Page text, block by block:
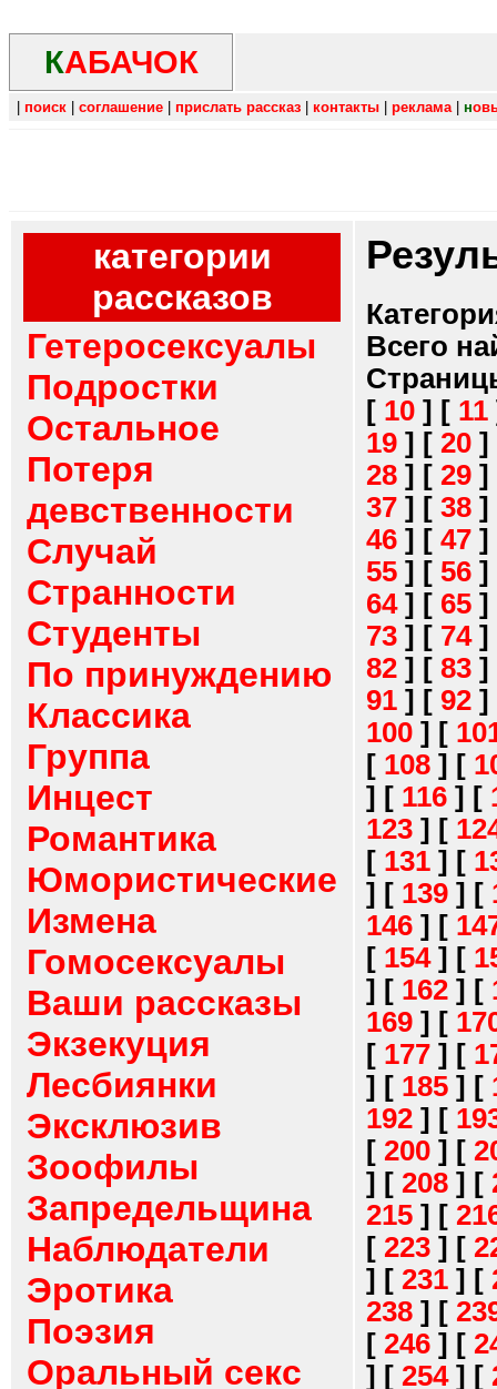
КАБАЧОК
поиск соглашение прислать рассказ контакты реклама| н
категории
рассказов
Гетеросексуалы
Подростки
Остальное
Потеря
девственности
Случай
Странности
Студенты
По принуждению
Классика
Группа
Инцест
Романтика
Юмористические
Измена
Гомосексуалы
Ваши рассказы
Экзекуция
Лесбиянки
Эксклюзив
Зоофилы
Запредельщина
Наблюдатели
Эротика
Поэзия
Оральный секс
Всего
[ 10 ] [ 11
19 ] [ 20 ]
28 ] [ 29 ]
37 ] [ 38 ]
46 ] [ 47 ]
55 ] [ 56 ]
64] [ 65 ]
73 ] [ 74]
82 ] [ 83 ]
91 ] [ 92 ]
100 ] [
[ 108 ] [
] [ 116 ] [
123 ] [
[ 131 ] [
] [ 139 ] [
146 ] [
[ 154] [
] [ 162 ] [
169 ] [
[ 177 ] [
] [ 185 ] [
192 ] [
[ 200 ] [
] [ 208 ] [
215 ] [
[ 223 ] [
] [ 231 ] [
238 ] [
[ 246 ] [
] [ 254] [